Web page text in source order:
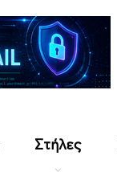
Στήλες